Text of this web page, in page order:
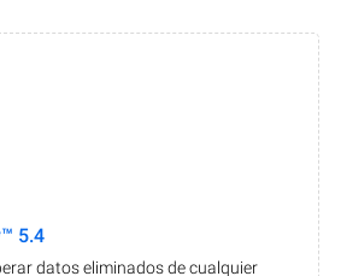
5.4
datos eliminados de cualquier